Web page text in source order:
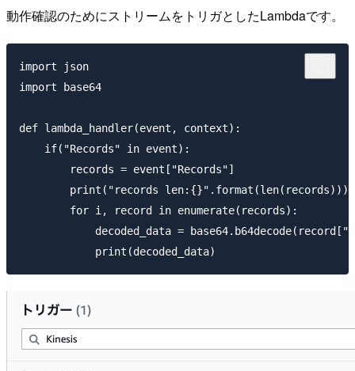
動作確認のためにストリームをトリガとしたLambdaです。
import json
import base64
def lambda_handler(event, context):
    if("Records" in event):
        records = event["Records"]
        print("records len:{}".format(len(records)))
        for i, record in enumerate(records):
decoded_data =